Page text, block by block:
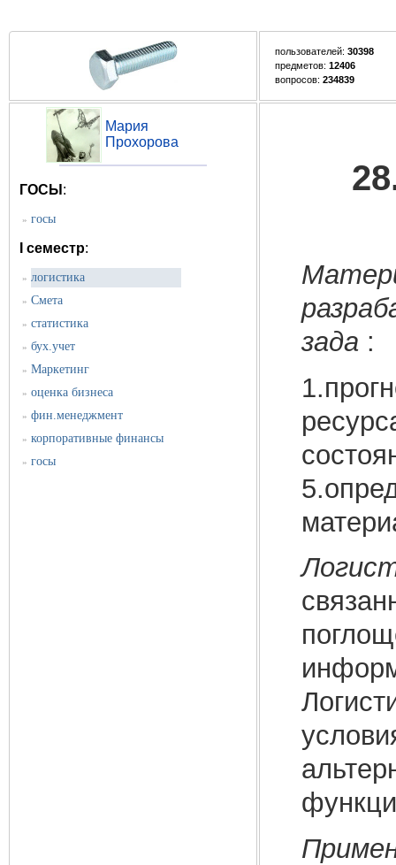
пользователей: 30398
предметов: 12406
вопросов: 234839
Мария
Прохорова
ГОСЫ :
» госы
I семестр:
» логистика
» Смета
» статистика
» бух.учет
» Маркетинг
» оценка бизнеса
» фин.менеджмент
» корпоративные финансы
» госы
зада :